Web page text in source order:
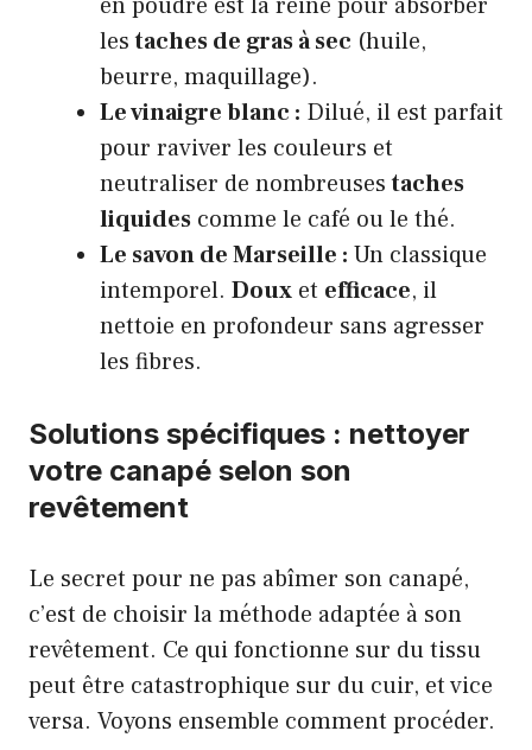
en poudre est la reine pour absorber
lestaches de gras à sec (huile,
beurre, maquillage).
Le vinaigre blanc : Dilué, il est parfait
pour raviver les couleurs et
neutraliser de nombreusestaches
liquides comme le café ou le thé.
Le savon de Marseille : Un classique
intemporel. Doux et efficace, il
nettoie en profondeur sans agresser
les fibres.
Solutions spécifiques : nettoyer
votre canapé selon son
revêtement
Le secret pour ne pas abîmer son canapé,
c’est de choisir la méthode adaptée à son
revêtement. Ce qui fonctionne sur du tissu
peut être catastrophique sur du cuir, et vice
versa. Voyons ensemble comment procéder.